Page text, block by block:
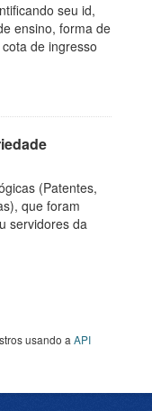
seu id,
ensino, forma de
de ingresso
(Patentes,
que foram
servidores da
usando a API